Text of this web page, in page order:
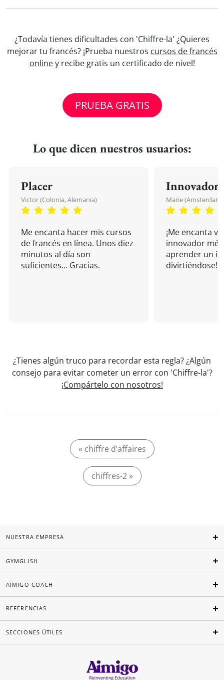
¿Todavía tienes dificultades con 'Chiffre-la' ¿Quieres
mejorar tu francés? ¡Prueba nuestros cursos de francés
onliney recibe gratis un certificado de nivel!
PRUEBA GRATIS
Lo que dicen nuestros usuarios:
Placer
Victor (Colonia, Alemania)
Me encanta hacer mis cursos
de francés en línea. Unos diez
minutos al día son
suficientes... Gracias.
Innovador
Marie (Amsterdam,
¡Me encanta
innovador
aprender un
divirtiéndose!
¿Tienes algún truco para recordar esta regla? ¿Algún
consejo para evitar cometer un error con 'Chiffre-la'?
¡Compártelo con nosotros!
« chiffre d’affaires
chiffres-2 »
NUESTRA EMPRESA
GYMGLISH
AIMIGO COACH
REFERENCIAS
SECCIONES ÚTILES